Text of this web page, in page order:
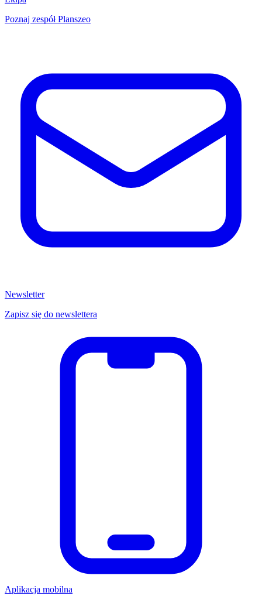
Poznaj zespół Planszeo
Newsletter
Zapisz się do newslettera
Aplikacja mobilna